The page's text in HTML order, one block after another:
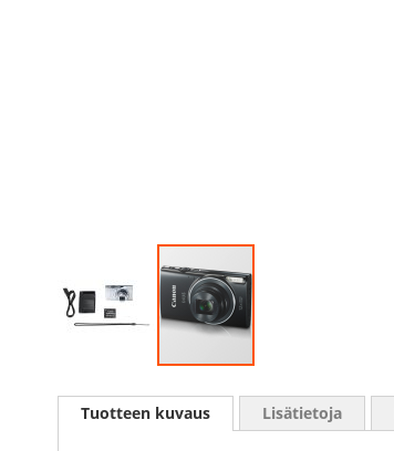
to
Tuotteen kuvaus Lisätietoja